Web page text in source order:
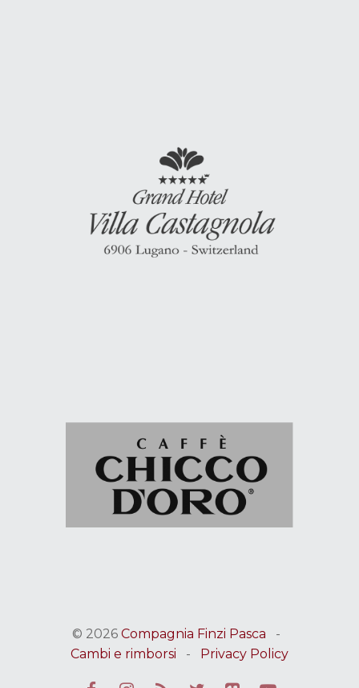
© 2026 Compagnia Finzi Pasca -
Cambi e rimborsi - Privacy Policy